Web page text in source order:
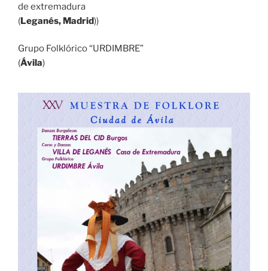
de extremadura
(Leganés, Madrid))
Grupo Folklórico “URDIMBRE”
(Ávila)